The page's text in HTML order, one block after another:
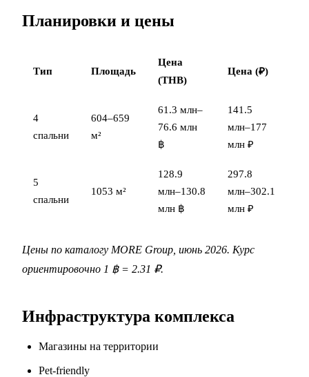
Планировки и цены
Тип Площадь
Цена
(THB)
Цена (₽)
4
спальни
604–659
м²
61.3 млн–
76.6 млн
฿
141.5
млн–177
млн ₽
5
спальни
1053 м²
128.9
млн–130.8
млн ฿
297.8
млн–302.1
млн ₽
Цены по каталогу MORE Group, июнь 2026. Курс
ориентировочно 1 ฿ = 2.31 ₽.
Инфраструктура комплекса
Магазины на территории
Pet-friendly